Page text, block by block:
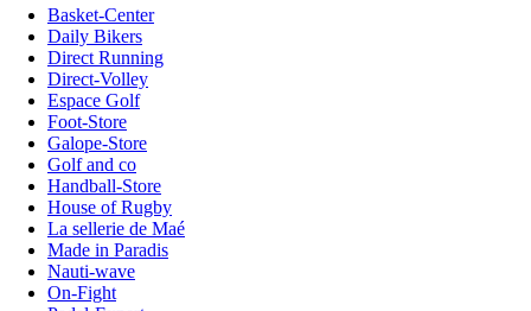
Basket-Center
Daily Bikers
Direct Running
Direct-Volley
Espace Golf
Foot-Store
Galope-Store
Golf and co
Handball-Store
House of Rugby
La sellerie de Maé
Made in Paradis
Nauti-wave
On-Fight